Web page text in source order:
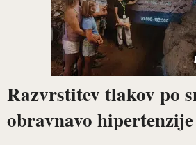
Razvrstitev tlakov po
obravnavo